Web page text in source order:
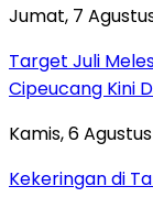
Jumat, 7
Target Juli
Cipeucang Kini
Kamis, 6
Kekeringan di